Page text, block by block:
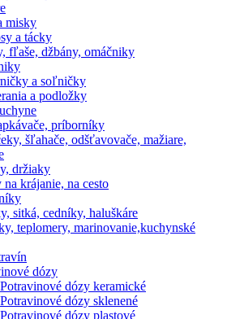
misky
a tácky
fľaše, džbány, omáčniky
a soľničky
a podložky
príborníky
šľahače, odšťavovače, mažiare,
držiaky
krájanie, na cesto
sitká, cedníky, haluškáre
teplomery, marinovanie,kuchynské
dózy
Potravinové dózy keramické
Potravinové dózy sklenené
Potravinové dózy plastové